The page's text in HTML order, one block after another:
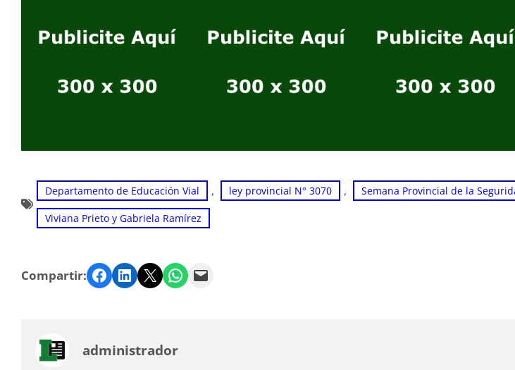
Departamento de Educación Vial , ley provincial N° 3070 , Semana Provincial de la
Viviana Prieto y Gabriela Ramírez
Compartir: Facebook LinkedIn Twitter WhatsApp Email
administrador